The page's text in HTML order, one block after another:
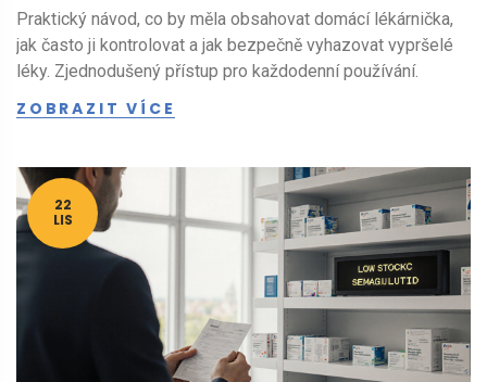
Praktický návod, co by měla obsahovat domácí lékárnička,
jak často ji kontrolovat a jak bezpečně vyhazovat vypršelé
léky. Zjednodušený přístup pro každodenní používání.
ZOBRAZIT VÍCE
22
LIS